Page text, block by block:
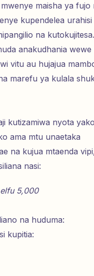
maisha ya fujo
kupendelea urahisi
na kutokujitesa.
anakudhania wewe
vitu au hujajua
marefu ya kulala
kutizamiwa nyota
ama mtu unaetaka
na kujua mtaenda
nasi:
5,000
na huduma:
kupitia: